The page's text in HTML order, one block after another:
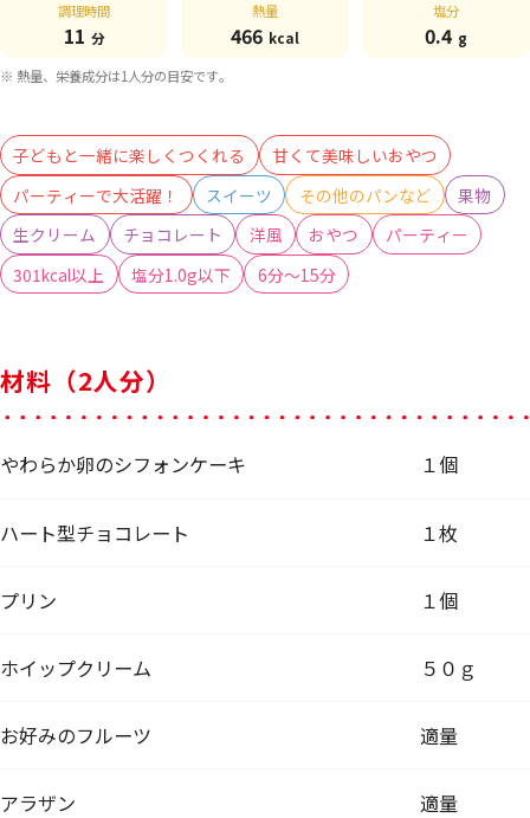
調理時間
11 分
熱量
466 kcal
塩分
0.4 g
※ 熱量、栄養成分は1人分の目安です。
子どもと一緒に楽しくつくれる
甘くて美味しいおやつ
パーティーで大活躍！
スイーツ その他のパンなど
果物
生クリーム
チョコレート 洋風 おやつ
パーティー
301kcal以上
塩分1.0g以下 6分～15分
材料（2人分）
やわらか卵のシフォンケーキ １個
ハート型チョコレート １枚
プリン １個
ホイップクリーム ５０ｇ
お好みのフルーツ 適量
アラザン 適量